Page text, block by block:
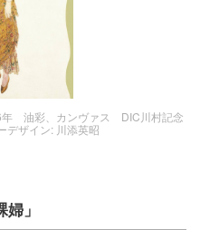
年 油彩、カンヴァス DIC川村記念
デザイン: 川添英昭
」